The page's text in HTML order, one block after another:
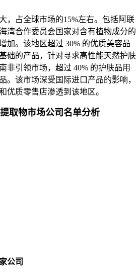
，占全球市场的15%左右。包括阿联
湾合作委员会国家对含有植物成分的
加。该地区超过 30% 的优质美容品
础的产品，针对寻求高性能天然护肤
非引领市场，超过 40% 的护肤品用
。该市场深受国际进口产品的影响，
优质零售店渗透到该地区。
取物市场公司名单分析
公司